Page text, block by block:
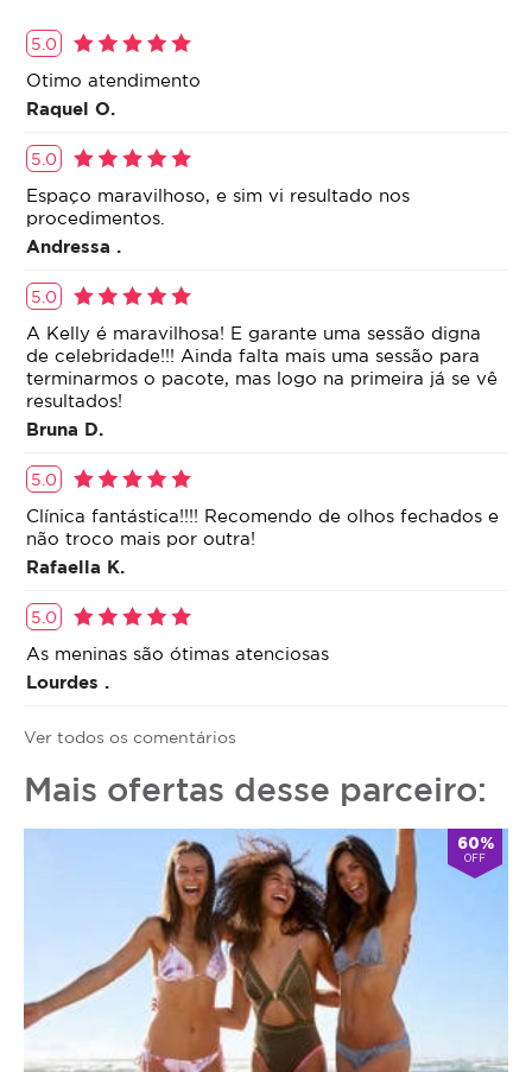
5.0
Otimo atendimento
Raquel O.
5.0
Espaço maravilhoso, e sim vi resultado nos
procedimentos.
Andressa .
5.0
A Kelly é maravilhosa! E garante uma sessão digna
de celebridade!!! Ainda falta mais uma sessão para
terminarmos o pacote, mas logo na primeira já se vê
resultados!
Bruna D.
5.0
Clínica fantástica!!!! Recomendo de olhos fechados e
não troco mais por outra!
Rafaella K.
5.0
As meninas são ótimas atenciosas
Lourdes .
Ver todos os comentários
Mais ofertas desse parceiro:
60%
OFF